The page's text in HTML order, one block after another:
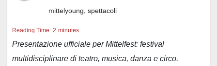
mittelyoung, spettacoli
Reading Time: 2 minutes
Presentazione ufficiale per Mittelfest: festival
multidisciplinare di teatro, musica, danza e circo.